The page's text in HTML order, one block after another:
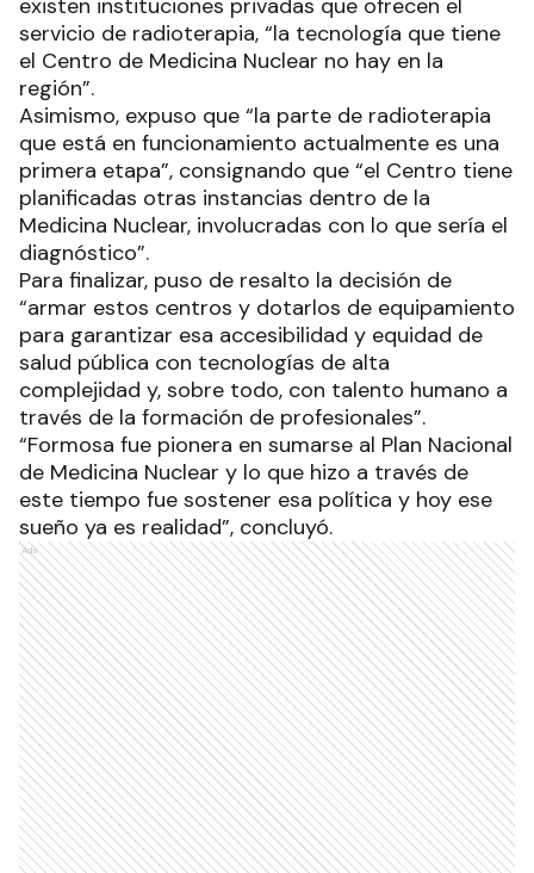
servicio de radioterapia, “la tecnología que tiene
el Centro de Medicina Nuclear no hay en la
región”.
Asimismo, expuso que “la parte de radioterapia
que está en funcionamiento actualmente es una
primera etapa”, consignando que “el Centro tiene
planificadas otras instancias dentro de la
Medicina Nuclear, involucradas con lo que sería el
diagnóstico”.
Para finalizar, puso de resalto la decisión de
“armar estos centros y dotarlos de equipamiento
para garantizar esa accesibilidad y equidad de
salud pública con tecnologías de alta
complejidad y, sobre todo, con talento humano a
través de la formación de profesionales”.
“Formosa fue pionera en sumarse al Plan Nacional
de Medicina Nuclear y lo que hizo a través de
este tiempo fue sostener esa política y hoy ese
sueño ya es realidad”, concluyó.
Ads